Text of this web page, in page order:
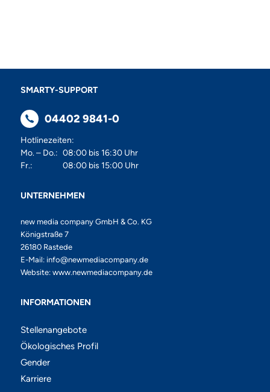
SMARTY-SUPPORT
04402 9841-0
Hotlinezeiten:
Mo. – Do.:
Fr.:
08:00 bis 16:30 Uhr
08:00 bis 15:00 Uhr
UNTERNEHMEN
new media company GmbH & Co. KG
Königstraße 7
26180 Rastede
E-Mail: info@newmediacompany.de
Website: www.newmediacompany.de
INFORMATIONEN
Stellenangebote
Ökologisches Profil
Gender
Karriere